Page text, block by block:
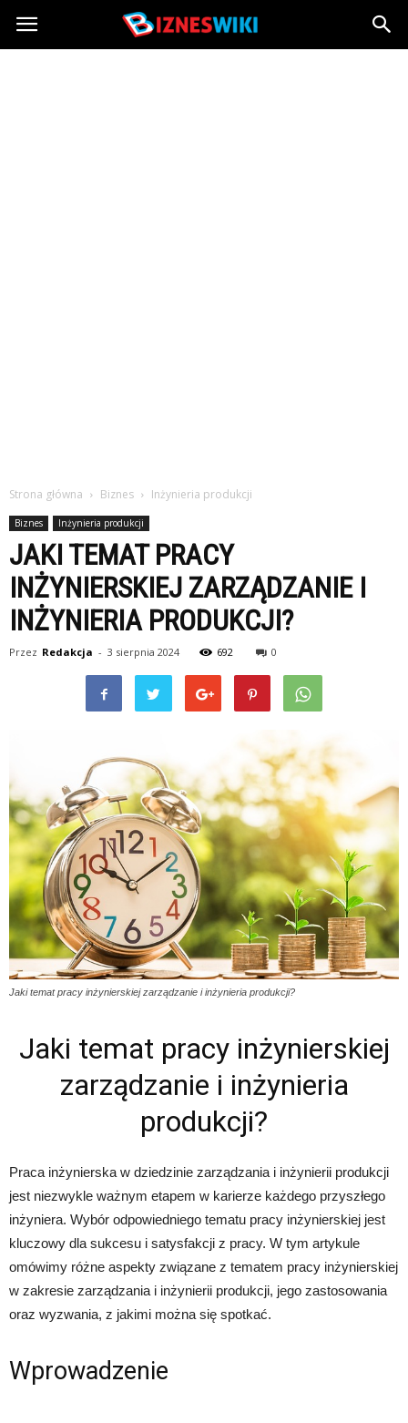
Bizneswiki.pl
Strona główna Biznes Inżynieria produkcji
Biznes Inżynieria produkcji
JAKI TEMAT PRACY
INŻYNIERSKIEJ ZARZĄDZANIE I
INŻYNIERIA PRODUKCJI?
Przez Redakcja - 3 sierpnia 2024 692 0
Jaki temat pracy inżynierskiej zarządzanie i inżynieria produkcji?
Jaki temat pracy inżynierskiej
zarządzanie i inżynieria
produkcji?
Praca inżynierska w dziedzinie zarządzania i inżynierii produkcji
jest niezwykle ważnym etapem w karierze każdego przyszłego
inżyniera. Wybór odpowiedniego tematu pracy inżynierskiej jest
kluczowy dla sukcesu i satysfakcji z pracy. W tym artykule
omówimy różne aspekty związane z tematem pracy inżynierskiej
w zakresie zarządzania i inżynierii produkcji, jego zastosowania
oraz wyzwania, z jakimi można się spotkać.
Wprowadzenie